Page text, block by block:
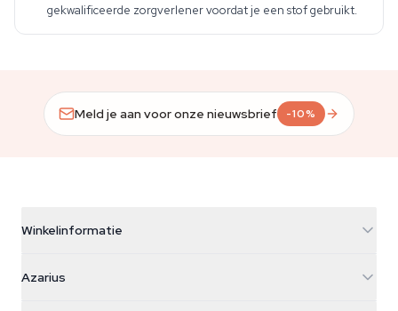
gekwalificeerde zorgverlener voordat je een stof gebruikt.
Meld je aan voor onze nieuwsbrief -10%
Winkelinformatie
Galvaniweg 11
Azarius